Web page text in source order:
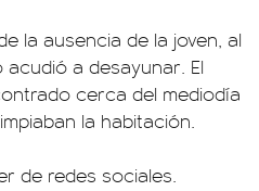
la ausencia de la joven, al
a desayunar. El
cerca del mediodía
la habitación.